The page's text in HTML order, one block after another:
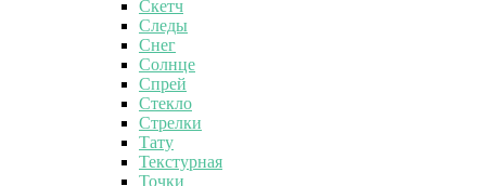
Скетч
Следы
Снег
Солнце
Спрей
Стекло
Стрелки
Тату
Текстурная
Точки